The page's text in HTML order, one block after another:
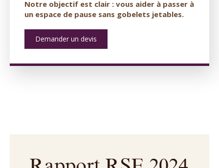
Notre objectif est clair : vous aider à passer à
un espace de pause sans gobelets jetables.
Demander un devis